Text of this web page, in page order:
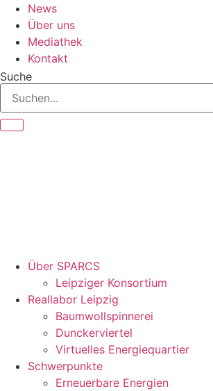
News
Über uns
Mediathek
Kontakt
Suche
Über SPARCS
Leipziger Konsortium
Reallabor Leipzig
Baumwollspinnerei
Dunckerviertel
Virtuelles Energiequartier
Schwerpunkte
Erneuerbare Energien